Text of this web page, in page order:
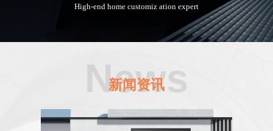
High-end home customiz ation expert
News
新闻资讯